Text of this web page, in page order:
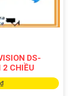
DS-
CHIỀU